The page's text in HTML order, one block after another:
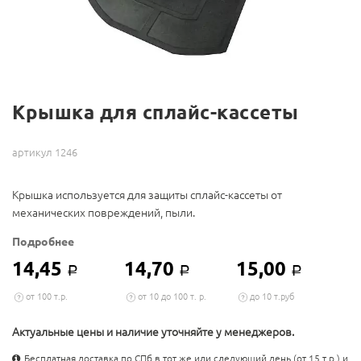
Крышка для сплайс-кассеты
артикул 1246
Крышка используется для защиты сплайс-кассеты от
механических повреждений, пыли.
Подробнее
14,45 Р 14,70 Р 15,00 Р
от 100 т.р. от 10 до 100 т. р. до 10 т.руб
Актуальные цены и наличие уточняйте у менеджеров.
Бесплатная доставка по СПб в тот же или следующий день (от 15 т.р.) и